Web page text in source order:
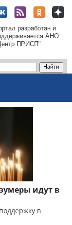
разработан и
АНО
ПРИСП"
идут в
в